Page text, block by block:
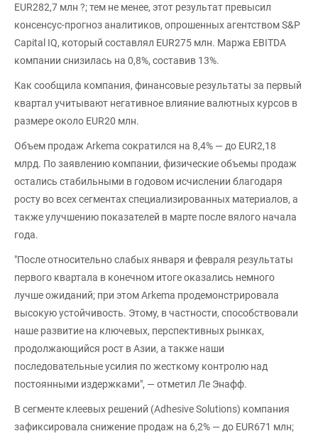
EUR282,7 млн ?; тем не менее, этот результат превысил
консенсус-прогноз аналитиков, опрошенных агентством S&P
Capital IQ, который составлял EUR275 млн. Маржа EBITDA
компании снизилась на 0,8%, составив 13%.
Как сообщила компания, финансовые результаты за первый
квартал учитывают негативное влияние валютных курсов в
размере около EUR20 млн.
Объем продаж Arkema сократился на 8,4% — до EUR2,18
млрд. По заявлению компании, физические объемы продаж
остались стабильными в годовом исчислении благодаря
росту во всех сегментах специализированных материалов, а
также улучшению показателей в марте после вялого начала
года.
"После относительно слабых января и февраля результаты
первого квартала в конечном итоге оказались немного
лучше ожиданий; при этом Arkema продемонстрировала
высокую устойчивость. Этому, в частности, способствовали
наше развитие на ключевых, перспективных рынках,
продолжающийся рост в Азии, а также наши
последовательные усилия по жесткому контролю над
постоянными издержками", — отметил Ле Энафф.
В сегменте клеевых решений (Adhesive Solutions) компания
зафиксировала снижение продаж на 6,2% — до EUR671 млн;